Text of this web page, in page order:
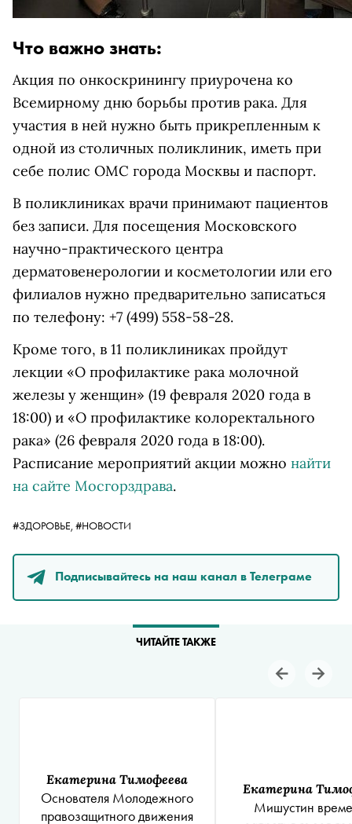
Что важно знать:
Акция по онкоскринингу приурочена ко
Всемирному дню борьбы против рака. Для
участия в ней нужно быть прикрепленным к
одной из столичных поликлиник, иметь при
себе полис ОМС города Москвы и паспорт.
В поликлиниках врачи принимают пациентов
без записи. Для посещения Московского
научно-практического центра
дерматовенерологии и косметологии или его
филиалов нужно предварительно записаться
по телефону: +7 (499) 558-58-28.
Кроме того, в 11 поликлиниках пройдут
лекции «О профилактике рака молочной
железы у женщин» (19 февраля 2020 года в
18:00) и «О профилактике колоректального
рака» (26 февраля 2020 года в 18:00).
Расписание мероприятий акции можно найти
на сайте Мосгорздрава.
#ЗДОРОВЬЕ, #НОВОСТИ
Подписывайтесь на наш канал в Телеграме
ЧИТАЙТЕ ТАКЖЕ
Екатерина Тимофеева
Основателя Молодежного
правозащитного движения
Екатерина
Мишустин